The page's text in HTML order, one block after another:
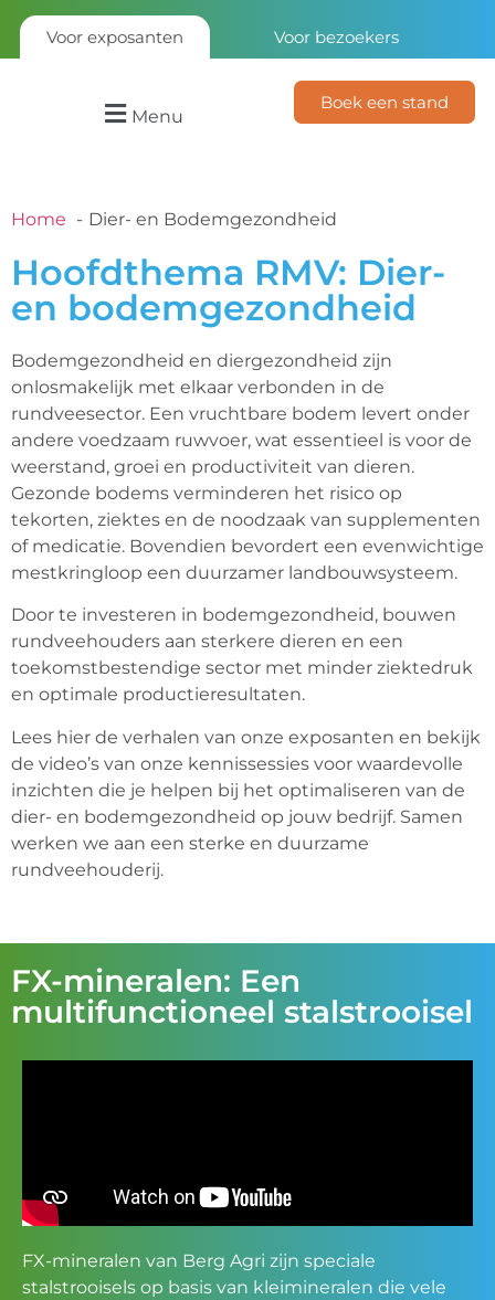
Voor exposanten Voor bezoekers
Menu
Boek een stand
Home Dier- en Bodemgezondheid
Hoofdthema RMV: Dier-
en bodemgezondheid
Bodemgezondheid en diergezondheid zijn
onlosmakelijk met elkaar verbonden in de
rundveesector. Een vruchtbare bodem levert onder
andere voedzaam ruwvoer, wat essentieel is voor de
weerstand, groei en productiviteit van dieren.
Gezonde bodems verminderen het risico op
tekorten, ziektes en de noodzaak van supplementen
of medicatie. Bovendien bevordert een evenwichtige
mestkringloop een duurzamer landbouwsysteem.
Door te investeren in bodemgezondheid, bouwen
rundveehouders aan sterkere dieren en een
toekomstbestendige sector met minder ziektedruk
en optimale productieresultaten.
Lees hier de verhalen van onze exposanten en bekijk
de video’s van onze kennissessies voor waardevolle
inzichten die je helpen bij het optimaliseren van de
dier- en bodemgezondheid op jouw bedrijf. Samen
werken we aan een sterke en duurzame
rundveehouderij.
FX-mineralen: Een
multifunctioneel stalstrooisel
FX-mineralen van Berg Agri zijn speciale
stalstrooisels op basis van kleimineralen die vele